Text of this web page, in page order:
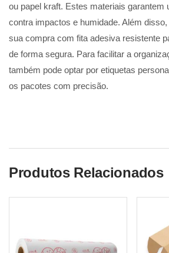
ou papel kraft. Estes materiais garantem
contra impactos e humidade. Além
sua compra com fita adesiva resistente
de forma segura. Para facilitar a
também pode optar por etiquetas
os pacotes com precisão.
Produtos Relacionados